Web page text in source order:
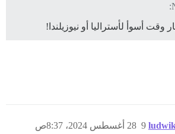
وقت أسوأ لأستراليا أو نيوزيلندا!
28 أغسطس 2024، 8:37ص 9